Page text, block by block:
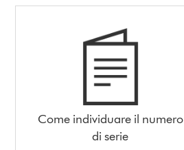
Come individuare il numero
di serie